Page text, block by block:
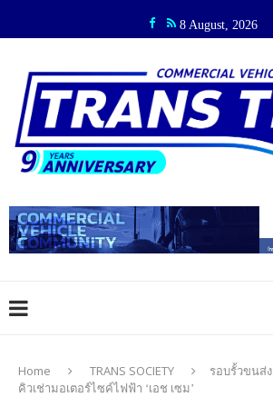
8 August, 2026
Home TRANS SOCIETY รอบรั้วขนส่ง
คิวเช่ามอเตอร์ไซค์ไฟฟ้า ‘เอช เซม’